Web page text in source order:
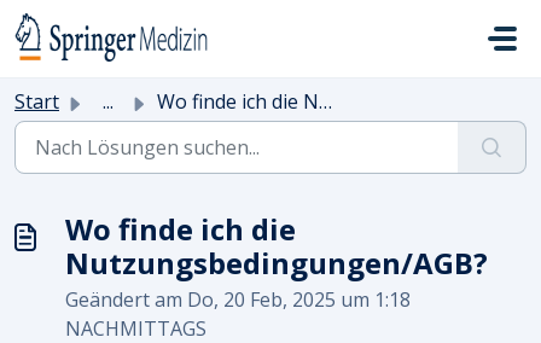
Zum hauptsächlichen Inhalt gehen
Start ... Wo finde ich die Nutzungsbedingungen/AGB?
Wo finde ich die
Nutzungsbedingungen/AGB?
Geändert am Do, 20 Feb, 2025 um 1:18
NACHMITTAGS